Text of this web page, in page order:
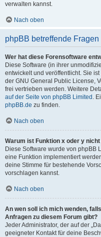
verwalten kannst.
Nach oben
phpBB betreffende Fragen
Wer hat diese Forensoftware
Diese Software (in ihrer
entwickelt und veröffentlicht. Sie
der GNU General Public License,
frei vertrieben werden. Weitere
auf der Seite von phpBB Limited .
phpBB.de zu finden.
Nach oben
Warum ist Funktion x oder y
Diese Software wurde von phpBB
eine Funktion implementiert
deine Stimme für bestehende
vorschlagen kannst.
Nach oben
An wen soll ich mich wenden,
Anfragen zu diesem Forum gibt?
Jeder Administrator, der auf der
geeigneter Kontakt für deine